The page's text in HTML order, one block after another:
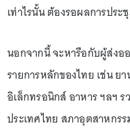
เท่าไรนั้น ต้องรอผลการประ
นอกจากนี้ จะหารือกับผู้ส่ง
รายการหลักของไทย เช่น ย
อิเล็กทรอนิกส์ อาหาร ฯลฯ
ประเทศไทย สภาอุตสาหกร